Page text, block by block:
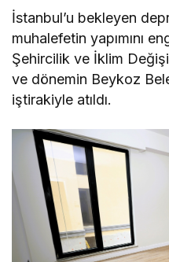
İstanbul’u bekleyen
muhalefetin yapımını
Şehircilik ve İklim
ve dönemin Beykoz
iştirakiyle atıldı.